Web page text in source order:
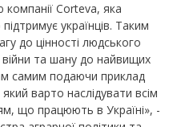
Corteva, яка
українців. Таким
до цінності людського
та шану до найвищих
самим подаючи приклад
варто наслідувати всім
що працюють в Україні», -